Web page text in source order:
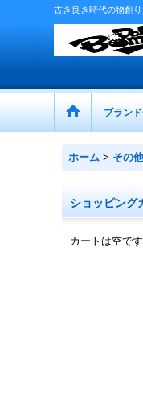
古き良き時代の物創
ブラン
ホーム > その
ショッピング
カートは空です